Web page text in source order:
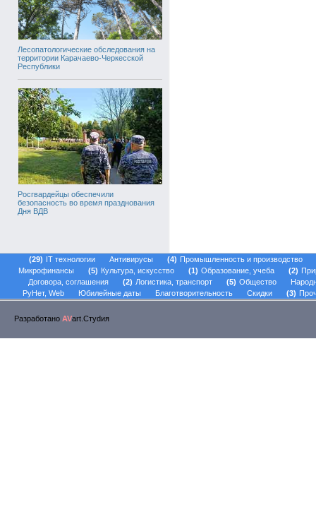
Лесопатологические обследования на
территории Карачаево-Черкесской
Республики
Росгвардейцы обеспечили
безопасность во время празднования
Дня ВДВ
29 IT технологии Антивирусы 4
Промышленность и производство
Микрофинансы
5 Культура, искусство 1 Образование, учеба 2
Договора, соглашения
2 Логистика, транспорт 5 Общество
РуНет, Web
Юбилейные даты Благотворительность Скидки 3
Разработано AVart.Стуdия